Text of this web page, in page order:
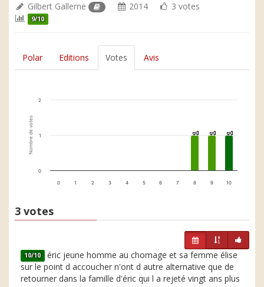
Gilbert Gallerne 2014 3 votes
9/10
Polar Editions Votes Avis
Nombre de votes 1
1 1
1 1
1
0 1 2 3 4 5 6 7 8 9 10
0
1
2
3 votes
10/10 éric jeune homme au chomage et sa femme élise
sur le point d accoucher n'ont d autre alternative que de
retourner dans la famille d'éric qui l a rejeté vingt ans plus